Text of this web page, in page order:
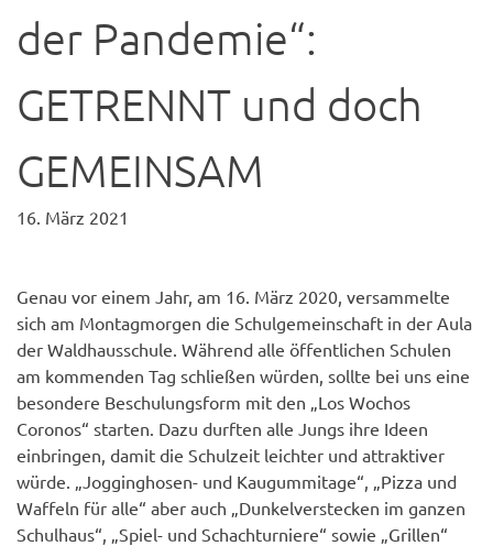
der Pandemie“:
GETRENNT und doch
GEMEINSAM
16. März 2021
Genau vor einem Jahr, am 16. März 2020, versammelte
sich am Montagmorgen die Schulgemeinschaft in der Aula
der Waldhausschule. Während alle öffentlichen Schulen
am kommenden Tag schließen würden, sollte bei uns eine
besondere Beschulungsform mit den „Los Wochos
Coronos“ starten. Dazu durften alle Jungs ihre Ideen
einbringen, damit die Schulzeit leichter und attraktiver
würde. „Jogginghosen- und Kaugummitage“, „Pizza und
Waffeln für alle“ aber auch „Dunkelverstecken im ganzen
Schulhaus“, „Spiel- und Schachturniere“ sowie „Grillen“